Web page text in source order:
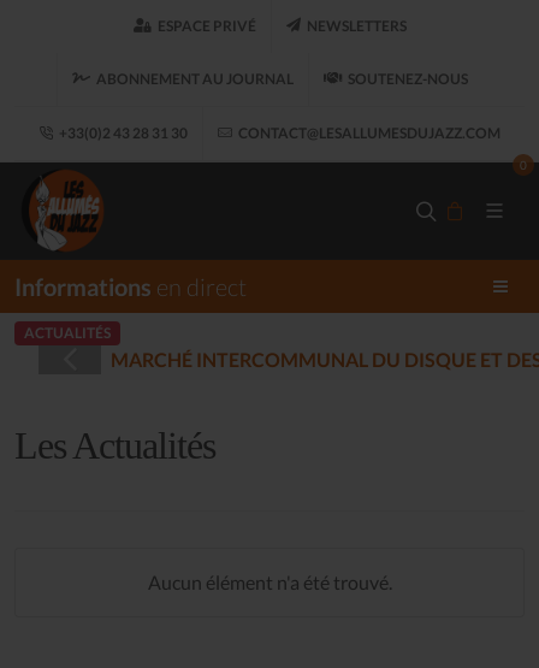
ESPACE PRIVÉ NEWSLETTERS
ABONNEMENT AU JOURNAL SOUTENEZ-NOUS
+33(0)2 43 28 31 30 CONTACT@LESALLUMESDUJAZZ.COM
0
Informations en direct
ACTUALITÉS
- PLOUARET (2025-12-17)
Les Actualités
Aucun élément n'a été trouvé.